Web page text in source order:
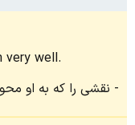
very well.
نقشی را که به او